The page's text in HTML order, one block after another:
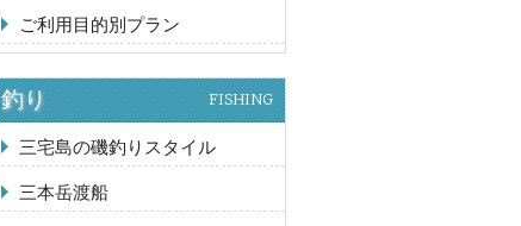
ご利用目的別プラン
釣り FISHING
三宅島の磯釣りスタイル
三本岳渡船